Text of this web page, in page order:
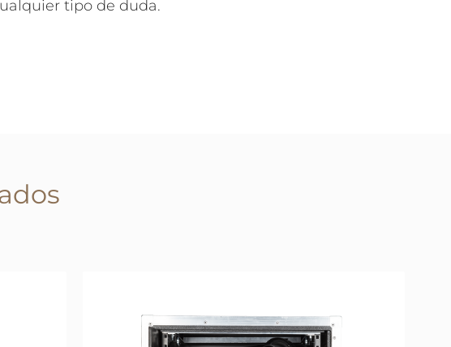
tipo de duda.